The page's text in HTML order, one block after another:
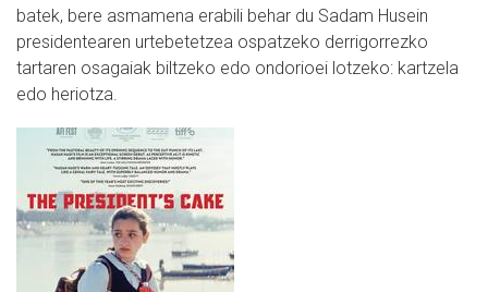
batek, bere asmamena erabili behar du Sadam Husein
presidentearen urtebetetzea ospatzeko derrigorrezko
tartaren osagaiak biltzeko edo ondorioei lotzeko: kartzela
edo heriotza.